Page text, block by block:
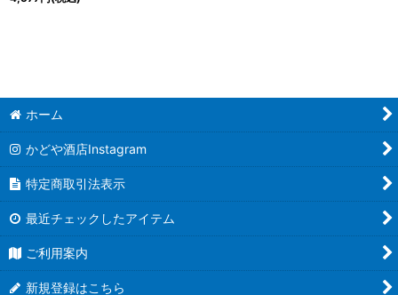
ホーム
かどや酒店Instagram
特定商取引法表示
最近チェックしたアイテム
ご利用案内
新規登録はこちら